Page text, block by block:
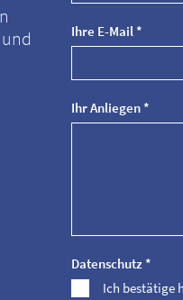
Ihre E-Mail *
Ihr Anliegen *
Datenschutz *
Ich bestätige